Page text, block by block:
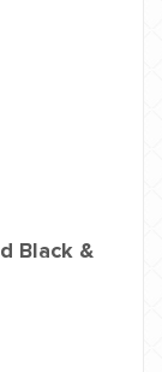
Black &